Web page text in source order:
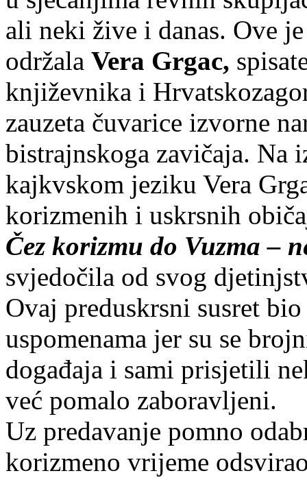
ali neki žive i danas. Ove
održala Vera Grgac,
književnika i
zauzeta čuvarice izvorne
bistrajnskoga zavičaja. Na
kajkvskom jeziku Vera
korizmenih i uskrsnih
Čez korizmu do Vuzma –
svjedočila od svog
Ovaj preduskrsni susret
uspomenama jer su se
događaja i sami prisjetili
već pomalo zaboravljeni.
Uz predavanje pomno
korizmeno vrijeme